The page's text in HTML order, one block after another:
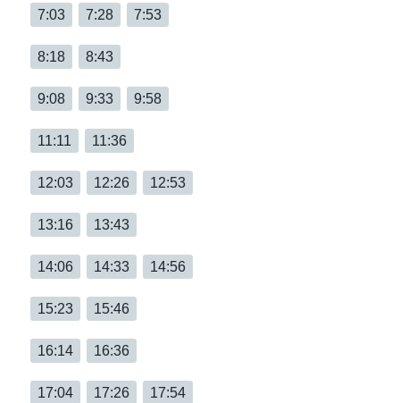
7:03 7:28 7:53
8:18 8:43
9:08 9:33 9:58
11:11 11:36
12:03 12:26 12:53
13:16 13:43
14:06 14:33 14:56
15:23 15:46
16:14 16:36
17:04 17:26 17:54